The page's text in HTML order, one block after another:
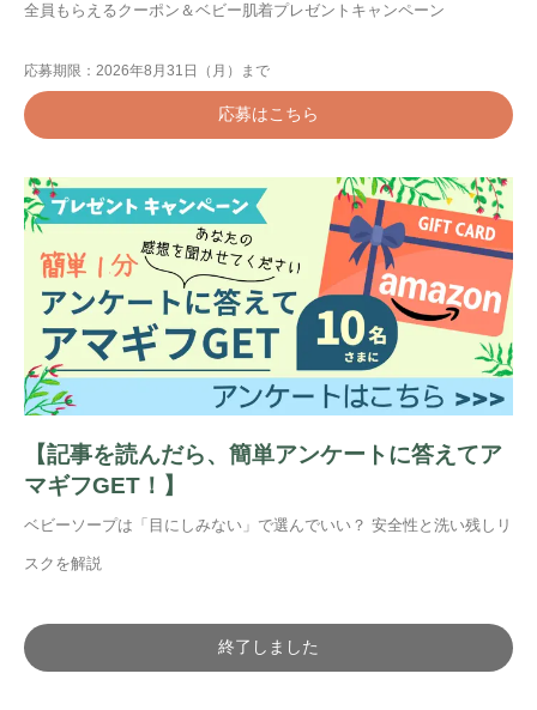
全員もらえるクーポン＆ベビー肌着プレゼントキャンペーン
応募期限：2026年8月31日（月）まで
応募はこちら
【記事を読んだら、簡単アンケートに答えてア
マギフGET！】
ベビーソープは「目にしみない」で選んでいい？ 安全性と洗い残しリ
スクを解説
終了しました